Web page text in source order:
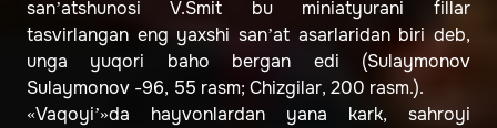
san’atshunosi V.Smit bu miniatyurani fillar
tasvirlangan eng yaxshi san’at asarlaridan biri deb,
unga yuqori baho bergan edi (Sulaymonov
Sulaymonov -96, 55 rasm; Chizgilar, 200 rasm.).
«Vaqoyi’»da hayvonlardan yana kark, sahroyi